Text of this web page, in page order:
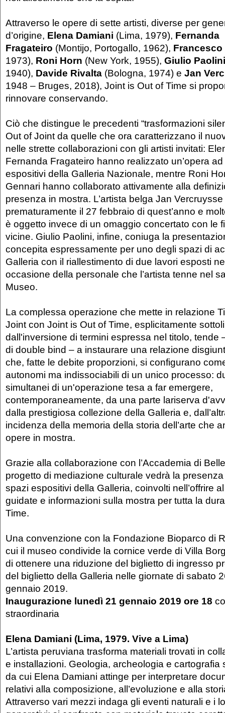
Attraverso le opere di sette artisti, diverse per
d’origine, Elena Damiani (Lima, 1979), Fernanda
Fragateiro (Montijo, Portogallo, 1962),
1973), Roni Horn (New York, 1955), Giulio
1940), Davide Rivalta (Bologna, 1974) e Jan
1948 – Bruges, 2018), Joint is Out of Time si
rinnovare conservando.
Ciò che distingue le precedenti “trasformazioni
Out of Joint da quelle che ora caratterizzano il
nelle strette collaborazioni con gli artisti invitati:
Fernanda Fragateiro hanno realizzato un’opera
espositivi della Galleria Nazionale, mentre Roni
Gennari hanno collaborato attivamente alla
presenza in mostra. L’artista belga Jan
prematuramente il 27 febbraio di quest’anno e
è oggetto invece di un omaggio concertato con le
vicine. Giulio Paolini, infine, coniuga la
concepita espressamente per uno degli spazi di
Galleria con il riallestimento di due lavori esposti
occasione della personale che l’artista tenne nel
Museo.
La complessa operazione che mette in relazione
Joint con Joint is Out of Time, esplicitamente
dall'inversione di termini espressa nel titolo, tende
di double bind – a instaurare una relazione
che, fatte le debite proporzioni, si configurano
autonomi ma indissociabili di un unico processo:
simultanei di un'operazione tesa a far emergere,
contemporaneamente, da una parte lariserva
dalla prestigiosa collezione della Galleria e,
incidenza della memoria della storia dell’arte che
opere in mostra.
Grazie alla collaborazione con l’Accademia di
progetto di mediazione culturale vedrà la
spazi espositivi della Galleria, coinvolti nell’offrire
guidate e informazioni sulla mostra per tutta la
Time.
Una convenzione con la Fondazione Bioparco di
cui il museo condivide la cornice verde di Villa
di ottenere una riduzione del biglietto di ingresso
del biglietto della Galleria nelle giornate di sabato
gennaio 2019.
Inaugurazione lunedì 21 gennaio 2019 ore 18
straordinaria
Elena Damiani (Lima, 1979. Vive a Lima)
L’artista peruviana trasforma materiali trovati in
e installazioni. Geologia, archeologia e cartografia
da cui Elena Damiani attinge per interpretare
relativi alla composizione, all’evoluzione e alla
Attraverso vari mezzi indaga gli eventi naturali e i